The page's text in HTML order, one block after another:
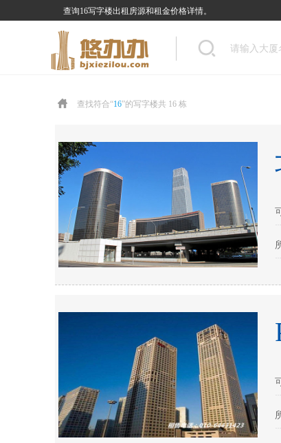
查询16写字楼出租房源和租金价格详情。
查找符合“16”的写字楼共 16 栋